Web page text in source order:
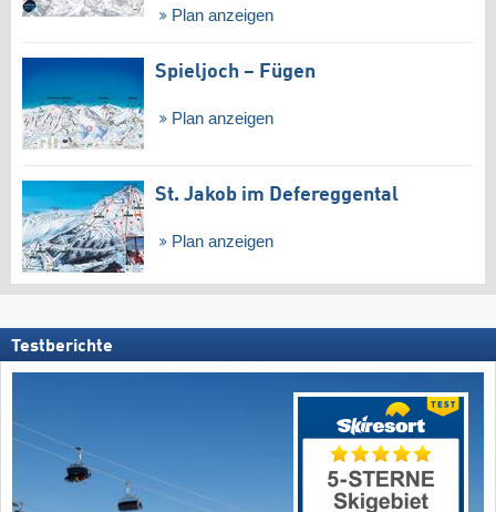
Plan anzeigen
Spieljoch – Fügen
Plan anzeigen
St. Jakob im Defereggental
Plan anzeigen
Testberichte